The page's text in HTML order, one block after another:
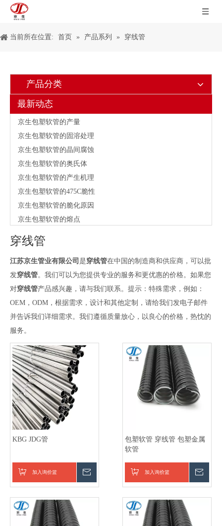
当前所在位置: 首页 » 产品系列 » 穿线管
产品分类
最新动态
京生包塑软管的导热性
上海第21届线材管材展会
京生包塑软管的型号
京生包塑软管的产量
京生包塑软管的固溶处理
京生包塑软管的晶间腐蚀
京生包塑软管的奥氏体
京生包塑软管的产生机理
京生包塑软管的475C脆性
京生包塑软管的脆化原因
京生包塑软管的熔点
京生包塑软管的开裂现象
京生包塑软管的腐蚀形式
京生包塑软管的耐蚀性能
京生包塑软管的黏结性
京生包塑软管的导热性
上海第21届线材管材展会
公司支部荣获先进基层党组织称号
热镀锌生产线投产
京生包塑软管的表面氧化
京生包塑软管的延伸性
京生包塑软管的型号
京生包塑软管的产量
京生包塑软管的固溶处理
穿线管
江苏京生管业有限公司 是穿线管在中国的制造商和供应商，可以批
发穿线管。我们可以为您提供专业的服务和更优惠的价格。如果您
对穿线管产品感兴趣，请与我们联系。提示：特殊需求，例如：
OEM，ODM，根据需求，设计和其他定制，请给我们发电子邮件
并告诉我们详细需求。我们遵循质量放心，以良心的价格，热忱的
服务。
KBG JDG管
加入询价篮
包塑软管 穿线管 包塑金属
软管
加入询价篮